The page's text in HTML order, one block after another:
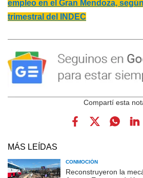
empleo en el Gran Mendoza,
trimestral del INDEC
MÁS LEÍDAS
CONMOCIÓN
Reconstruyeron la